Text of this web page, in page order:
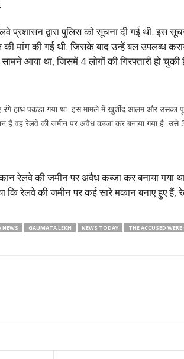
प्रशासन द्वारा पुलिस को सूचना दी गई थी. इस
मांग की गई थी. जिसके बाद उन्हें बल उपलब्ध
आया था, जिसमें 4 लोगों की गिरफ्तारी हो चुकी
हाथ पकड़ा गया था. इस मामले में खुर्शीद आलम और उसका
है वह रेलवे की जमीन पर अवैध कब्जा कर बनाया गया है. उसे
रेलवे की जमीन पर अवैध कब्जा कर बनाया गया
रेलवे की जमीन पर कई सारे मकान बनाए हुए हैं, रेलवे
NEWS GAUMATA LEKH NEWS TODAY
THE ACCUSED